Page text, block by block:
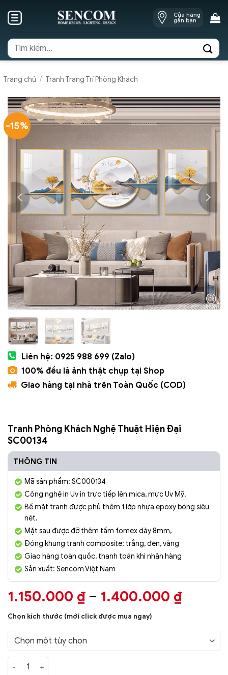
Cửa hàng
gần bạn
Tìm
kiếm:
Trang chủ / Tranh Trang Trí Phòng Khách
-15%
Liên hệ: 0925 988 699 (Zalo)
100% đều là ảnh thật chụp tại Shop
Giao hàng tại nhà trên Toàn Quốc (COD)
Tranh Phòng Khách Nghệ Thuật Hiện Đại
SC00134
THÔNG TIN
Mã sản phẩm: SC000134
Công nghệ in Uv in trực tiếp lên mica, mực Uv Mỹ.
Bề mặt tranh được phủ thêm 1 lớp nhựa epoxy bóng siêu
nét.
Mặt sau được đỡ thêm tấm fomex dày 8mm,
Đóng khung tranh composite: trắng, đen, vàng
Giao hàng toàn quốc, thanh toán khi nhận hàng
Sản xuất: Sencom Việt Nam
1.150.000 ₫ – 1.400.000 ₫
đến
Chọn kích thước (mới click được mua ngay)
Tranh Phòng Khách Nghệ Thuật Hiện Đại SC00134 số lượng